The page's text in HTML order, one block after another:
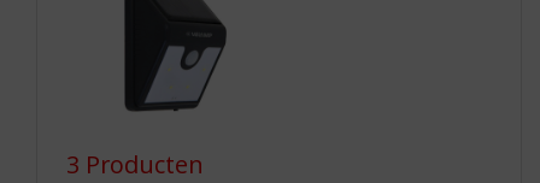
3 Producten